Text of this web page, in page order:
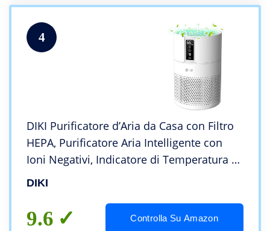
4
DIKI Purificatore d’Aria da Casa con Filtro
HEPA, Purificatore Aria Intelligente con
Ioni Negativi, Indicatore di Temperatura e
Umidità e Promemoria Cambio Filtro,
DIKI
9.6 Controlla Su Amazon